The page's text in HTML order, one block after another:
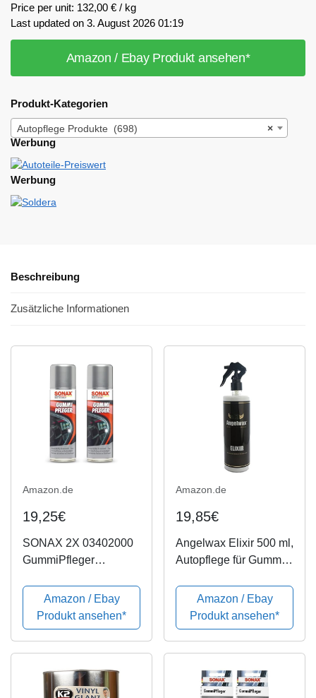
Price per unit: 132,00 € / kg
Last updated on 3. August 2026 01:19
Amazon / Ebay Produkt ansehen*
Produkt-Kategorien
×
Autopflege Produkte (698)
Werbung
Werbung
Beschreibung
Zusätzliche Informationen
Amazon.de
19,25€
SONAX 2X 03402000
GummiPfleger
Amazon / Ebay
Produkt ansehen*
Amazon.de
19,85€
Angelwax Elixir 500 ml,
Autopflege für Gummi,
Reifen, auf
Wasserbasis, schafft
eine
wasserabweisende
Amazon / Ebay
Produkt ansehen*